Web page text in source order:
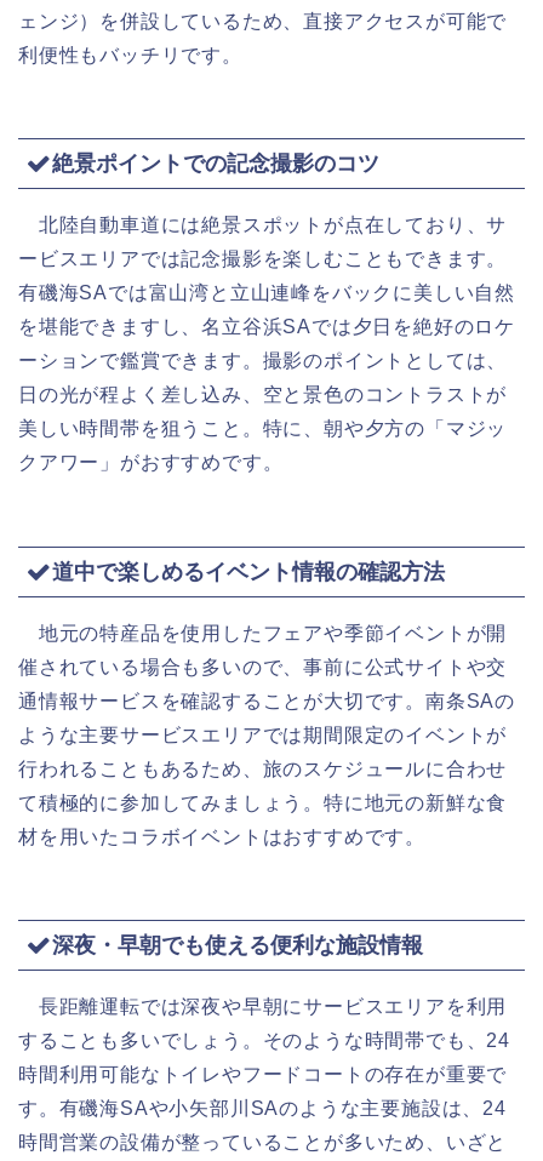
ェンジ）を併設しているため、直接アクセスが可能で
利便性もバッチリです。
絶景ポイントでの記念撮影のコツ
北陸自動車道には絶景スポットが点在しており、サ
ービスエリアでは記念撮影を楽しむこともできます。
有磯海SAでは富山湾と立山連峰をバックに美しい自然
を堪能できますし、名立谷浜SAでは夕日を絶好のロケ
ーションで鑑賞できます。撮影のポイントとしては、
日の光が程よく差し込み、空と景色のコントラストが
美しい時間帯を狙うこと。特に、朝や夕方の「マジッ
クアワー」がおすすめです。
道中で楽しめるイベント情報の確認方法
地元の特産品を使用したフェアや季節イベントが開
催されている場合も多いので、事前に公式サイトや交
通情報サービスを確認することが大切です。南条SAの
ような主要サービスエリアでは期間限定のイベントが
行われることもあるため、旅のスケジュールに合わせ
て積極的に参加してみましょう。特に地元の新鮮な食
材を用いたコラボイベントはおすすめです。
深夜・早朝でも使える便利な施設情報
長距離運転では深夜や早朝にサービスエリアを利用
することも多いでしょう。そのような時間帯でも、24
時間利用可能なトイレやフードコートの存在が重要で
す。有磯海SAや小矢部川SAのような主要施設は、24
時間営業の設備が整っていることが多いため、いざと